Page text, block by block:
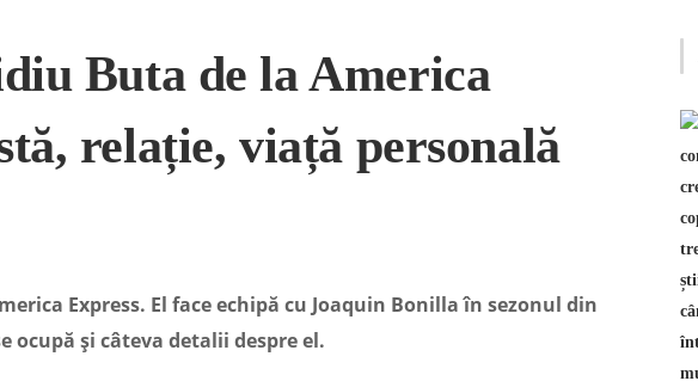
Buta de la America
relație, viață personală
Express. El face echipă cu Joaquin Bonilla în sezonul din
ocupă și câteva detalii despre el.